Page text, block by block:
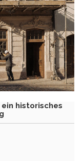
historisches